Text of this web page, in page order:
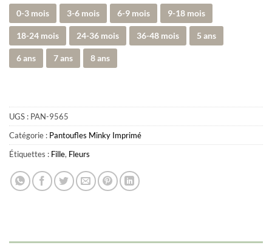
0-3 mois 3-6 mois 6-9 mois 9-18 mois
18-24 mois 24-36 mois 36-48 mois 5 ans
6 ans 7 ans 8 ans
UGS : PAN-9565
Catégorie : Pantoufles Minky Imprimé
Étiquettes : Fille, Fleurs
notre infolettre!